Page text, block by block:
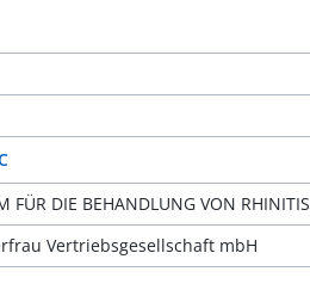
FÜR DIE BEHANDLUNG VON RHINITIS
Vertriebsgesellschaft mbH